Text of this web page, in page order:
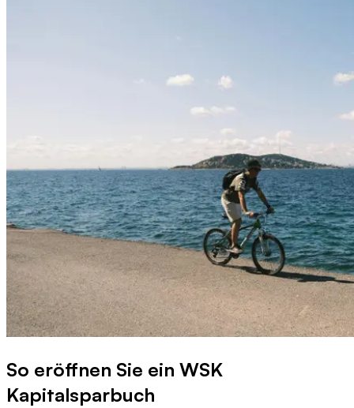
So eröffnen Sie ein WSK
Kapitalsparbuch